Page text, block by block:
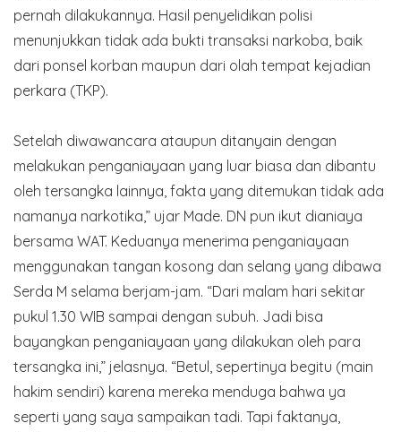
pernah dilakukannya. Hasil penyelidikan polisi
menunjukkan tidak ada bukti transaksi narkoba, baik
dari ponsel korban maupun dari olah tempat kejadian
perkara (TKP).
Setelah diwawancara ataupun ditanyain dengan
melakukan penganiayaan yang luar biasa dan dibantu
oleh tersangka lainnya, fakta yang ditemukan tidak ada
namanya narkotika,” ujar Made. DN pun ikut dianiaya
bersama WAT. Keduanya menerima penganiayaan
menggunakan tangan kosong dan selang yang dibawa
Serda M selama berjam-jam. “Dari malam hari sekitar
pukul 1.30 WIB sampai dengan subuh. Jadi bisa
bayangkan penganiayaan yang dilakukan oleh para
tersangka ini,” jelasnya. “Betul, sepertinya begitu (main
hakim sendiri) karena mereka menduga bahwa ya
seperti yang saya sampaikan tadi. Tapi faktanya,